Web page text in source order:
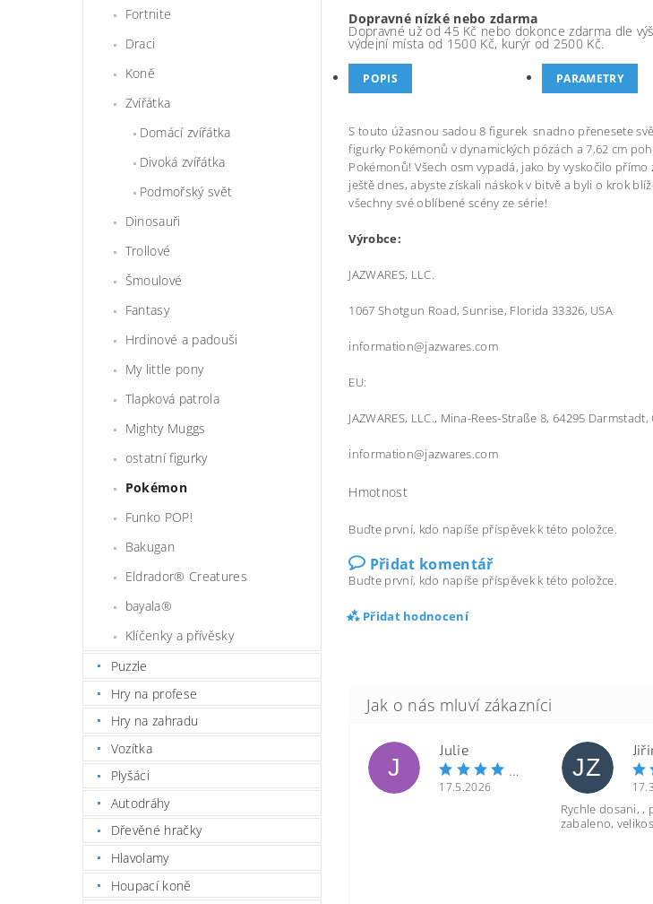
Fortnite
Draci
Koně
Zvířátka
Domácí zvířátka
Divoká zvířátka
Podmořský svět
Dinosauři
Trollové
Šmoulové
Fantasy
Hrdinové a padouši
My little pony
Tlapková patrola
Mighty Muggs
ostatní figurky
Pokémon
Funko POP!
Bakugan
Eldrador® Creatures
bayala®
Klíčenky a přívěsky
Puzzle
Hry na profese
Hry na zahradu
Vozítka
Plyšáci
Autodráhy
Dřevěné hračky
Hlavolamy
Houpací koně
Dopravné nízké nebo zdarma
Dopravné už od 45 Kč nebo dokonce zdarma dle
výdejní místa od 1500 Kč, kurýr od 2500 Kč.
POPIS PARAMETRY
S touto úžasnou sadou 8 figurek snadno přenesete
figurky Pokémonů v dynamických pózách a 7,62 cm
Pokémonů! Všech osm vypadá, jako by vyskočilo
ještě dnes, abyste získali náskok v bitvě a byli o krok
všechny své oblíbené scény ze série!
Výrobce:
JAZWARES, LLC.
1067 Shotgun Road, Sunrise, Florida 33326, USA
information@jazwares.com
EU:
JAZWARES, LLC., Mina-Rees-Straße 8, 64295
information@jazwares.com
Hmotnost
Buďte první, kdo napíše příspěvek k této položce.
Přidat komentář
Buďte první, kdo napíše příspěvek k této položce.
Přidat hodnocení
J
Julie
17.5.2026
JZ
Rychle dosani, ,
zabaleno,